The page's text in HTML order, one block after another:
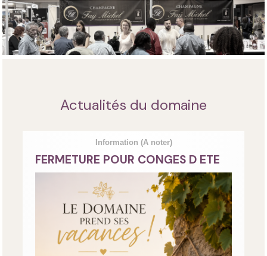
Actualités du domaine
Information (A noter)
FERMETURE POUR CONGES D ETE